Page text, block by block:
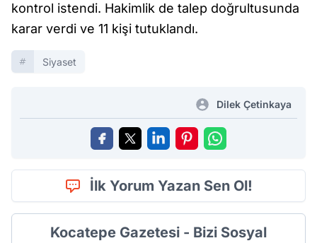
kontrol istendi. Hakimlik de talep doğrultusunda
karar verdi ve 11 kişi tutuklandı.
Siyaset
Dilek Çetinkaya
İlk Yorum Yazan Sen Ol!
Kocatepe Gazetesi - Bizi Sosyal